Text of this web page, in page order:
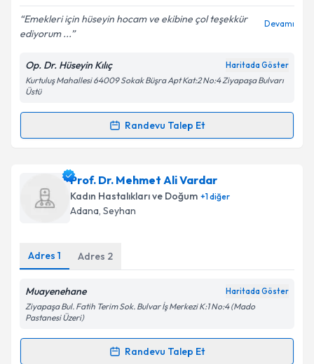
E-posta Adresiniz
Kişisel verilerimin işlenmesine ilişkinAydınlatma
kapsamda işlenmesini kabul ediyorum.
Emekleri için hüseyin hocam ve ekibine çol teşekkür
ediyorum ...
Devamı
Op. Dr. Hüseyin Kılıç Haritada Göster
Kurtuluş Mahallesi 64009 Sokak Büşra Apt Kat:2 No:4 Ziyapaşa Bulvarı
Üstü
Randevu Talep Et
Randevu Takvimi Talebi
Op. Dr. Hüseyin Kılıçiçin randevu takvimi talebi
oluşturun. Size bu uzmandan randevu almanız için bir
takvim hazırlandığında e-posta ile bilgilendireceğiz.
Kişisel verilerimin işlenmesine ilişkinAydınlatma
Metni
Prof. Dr. Mehmet Ali Vardar
Kadın Hastalıkları ve Doğum +1diğer
Adana, Seyhan
Adres 1 Adres 2
Muayenehane Haritada Göster
Ziyapaşa Bul. Fatih Terim Sok. Bulvar İş Merkezi K:1 No:4 (Mado
Pastanesi Üzeri)
Randevu Talep Et
Randevu Takvimi Talebi